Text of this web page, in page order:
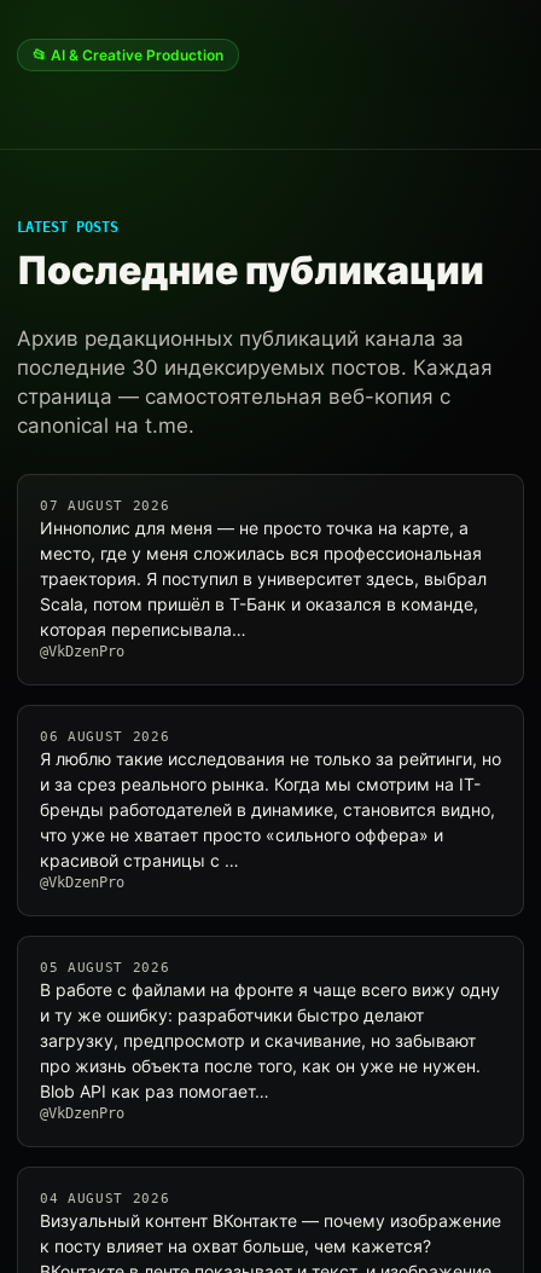
📂 AI & Creative Production
LATEST POSTS
Последние публикации
Архив редакционных публикаций канала за
последние 30 индексируемых постов. Каждая
страница — самостоятельная веб-копия с
canonical на t.me.
07 AUGUST 2026
Иннополис для меня — не просто точка на карте, а
место, где у меня сложилась вся профессиональная
траектория. Я поступил в университет здесь, выбрал
Scala, потом пришёл в Т-Банк и оказался в команде,
которая переписывала…
@VkDzenPro
06 AUGUST 2026
Я люблю такие исследования не только за рейтинги, но
и за срез реального рынка. Когда мы смотрим на IT-
бренды работодателей в динамике, становится видно,
что уже не хватает просто «сильного оффера» и
красивой страницы с …
@VkDzenPro
05 AUGUST 2026
В работе с файлами на фронте я чаще всего вижу одну
и ту же ошибку: разработчики быстро делают
загрузку, предпросмотр и скачивание, но забывают
про жизнь объекта после того, как он уже не нужен.
Blob API как раз помогает…
@VkDzenPro
04 AUGUST 2026
Визуальный контент ВКонтакте — почему изображение
к посту влияет на охват больше, чем кажется?